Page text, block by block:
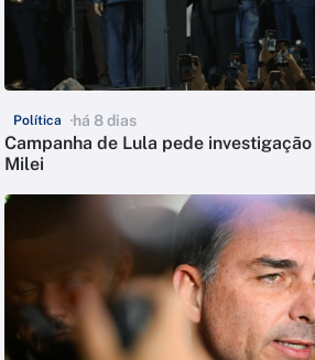
Política há 8 dias
Campanha de Lula pede
Milei